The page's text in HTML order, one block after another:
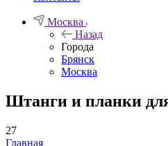
Москва
Назад
Города
Брянск
Москва
Штанги и планки
27
Главная